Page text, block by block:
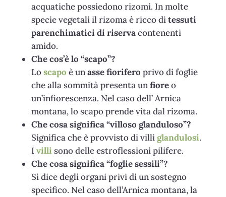
acquatiche possiedono rizomi. In molte
specie vegetali il rizoma è ricco ditessuti
parenchimatici di riservacontenenti
amido.
Che cos’è lo “scapo”?
Loscapo è unasse fiorifero privo di foglie
che alla sommità presenta unfioreo
un’infiorescenza. Nel caso dell’ Arnica
montana, lo scapo prende vita dal rizoma.
Che cosa significa “villoso glanduloso”?
Significa che è provvisto di villi glandulosi.
I villi sono delle estroflessioni pilifere.
Che cosa significa “foglie sessili”?
Si dice degli organi privi di un sostegno
specifico. Nel caso dell’Arnica montana, la